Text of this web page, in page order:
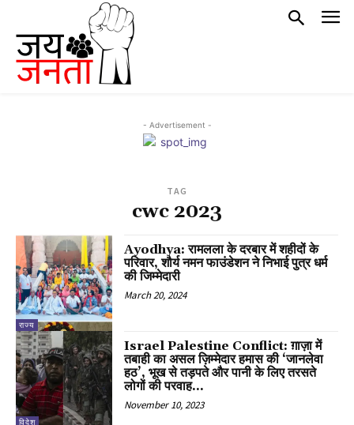
- Advertisement -
TAG
cwc 2023
राज्य
Ayodhya: रामलला के दरबार में शहीदों के
परिवार, शौर्य नमन फाउंडेशन ने निभाई पुत्र धर्म
की जिम्मेदारी
March 20, 2024
विदेश
Israel Palestine Conflict: ग़ाज़ा में
तबाही का असल ज़िम्मेदार हमास की ‘जानलेवा
हठ’, भूख से तड़पते और पानी के लिए तरसते
लोगों की परवाह...
November 10, 2023